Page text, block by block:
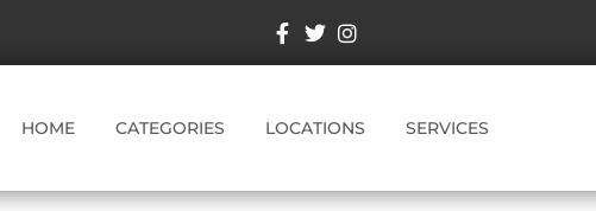
HOME CATEGORIES LOCATIONS SERVICES